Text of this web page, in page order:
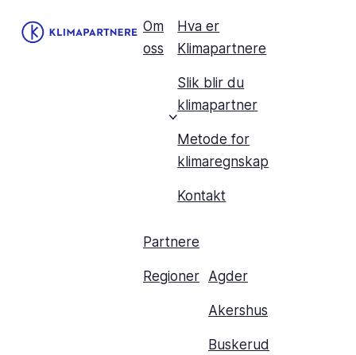
Om
oss
Hva er
Klimapartnere
Slik blir du
klimapartner
Metode for
klimaregnskap
Kontakt
Partnere
Regioner Agder
Akershus
Buskerud